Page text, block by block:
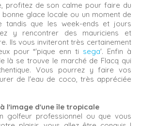
profitez de son calme pour faire du
glace locale ou un moment de
tandis que les week-ends et jours
y rencontrer des mauriciens et
Ils vous inviteront très certainement
pour *'pique enn ti sega'. Enfin à
là se trouve le marché de Flacq qui
Vous pourrez y faire vos
de l'eau de coco, très appréciée
l'image d'une île tropicale
golfeur professionnel ou que vous